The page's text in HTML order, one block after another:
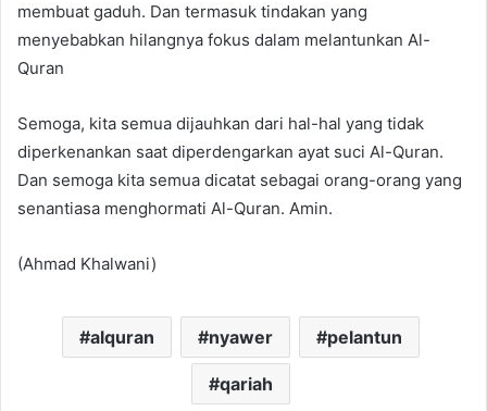
membuat gaduh. Dan termasuk tindakan yang
menyebabkan hilangnya fokus dalam melantunkan Al-
Quran
Semoga, kita semua dijauhkan dari hal-hal yang tidak
diperkenankan saat diperdengarkan ayat suci Al-Quran.
Dan semoga kita semua dicatat sebagai orang-orang yang
senantiasa menghormati Al-Quran. Amin.
(Ahmad Khalwani)
alquran nyawer pelantun
qariah